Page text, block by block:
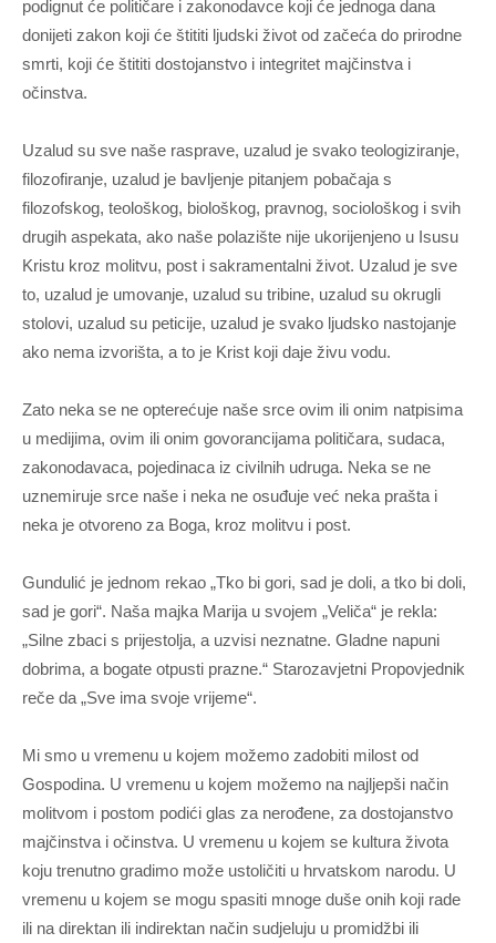
podignut će političare i zakonodavce koji će jednoga dana
donijeti zakon koji će štititi ljudski život od začeća do prirodne
smrti, koji će štititi dostojanstvo i integritet majčinstva i
očinstva.
Uzalud su sve naše rasprave, uzalud je svako teologiziranje,
filozofiranje, uzalud je bavljenje pitanjem pobačaja s
filozofskog, teološkog, biološkog, pravnog, sociološkog i svih
drugih aspekata, ako naše polazište nije ukorijenjeno u Isusu
Kristu kroz molitvu, post i sakramentalni život. Uzalud je sve
to, uzalud je umovanje, uzalud su tribine, uzalud su okrugli
stolovi, uzalud su peticije, uzalud je svako ljudsko nastojanje
ako nema izvorišta, a to je Krist koji daje živu vodu.
Zato neka se ne opterećuje naše srce ovim ili onim natpisima
u medijima, ovim ili onim govorancijama političara, sudaca,
zakonodavaca, pojedinaca iz civilnih udruga. Neka se ne
uznemiruje srce naše i neka ne osuđuje već neka prašta i
neka je otvoreno za Boga, kroz molitvu i post.
Gundulić je jednom rekao „Tko bi gori, sad je doli, a tko bi doli,
sad je gori“. Naša majka Marija u svojem „Veliča“ je rekla:
„Silne zbaci s prijestolja, a uzvisi neznatne. Gladne napuni
dobrima, a bogate otpusti prazne.“ Starozavjetni Propovjednik
reče da „Sve ima svoje vrijeme“.
Mi smo u vremenu u kojem možemo zadobiti milost od
Gospodina. U vremenu u kojem možemo na najljepši način
molitvom i postom podići glas za nerođene, za dostojanstvo
majčinstva i očinstva. U vremenu u kojem se kultura života
koju trenutno gradimo može ustoličiti u hrvatskom narodu. U
vremenu u kojem se mogu spasiti mnoge duše onih koji rade
ili na direktan ili indirektan način sudjeluju u promidžbi ili